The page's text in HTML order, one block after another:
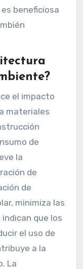
beneficiosa
el impacto
materiales
de
la
de
de
minimiza las
que los
el uso de
a la
La